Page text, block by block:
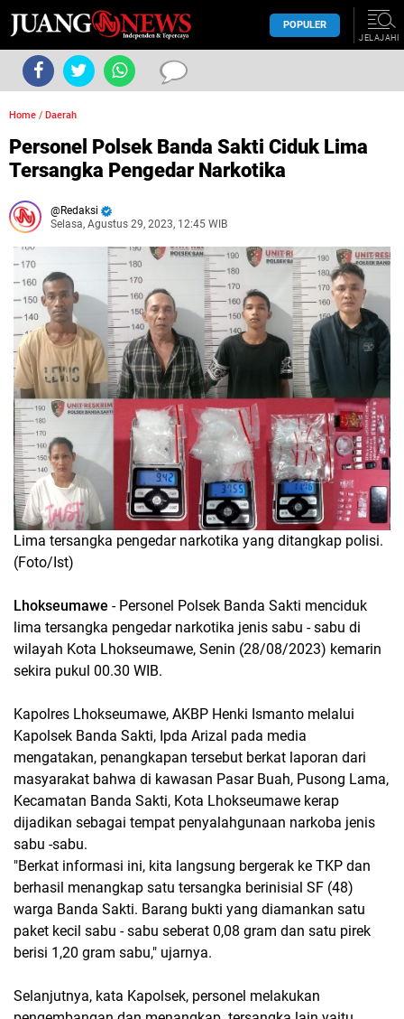
POPULER
JELAJAHI
Home / Daerah
Personel Polsek Banda Sakti Ciduk Lima
Tersangka Pengedar Narkotika
Redaksi
Selasa, Agustus 29, 2023, 12:45 WIB
Lima tersangka pengedar narkotika yang ditangkap polisi.
(Foto/Ist)
Lhokseumawe - Personel Polsek Banda Sakti menciduk
lima tersangka pengedar narkotika jenis sabu - sabu di
wilayah Kota Lhokseumawe, Senin (28/08/2023) kemarin
sekira pukul 00.30 WIB.
Kapolres Lhokseumawe, AKBP Henki Ismanto melalui
Kapolsek Banda Sakti, Ipda Arizal pada media
mengatakan, penangkapan tersebut berkat laporan dari
masyarakat bahwa di kawasan Pasar Buah, Pusong Lama,
Kecamatan Banda Sakti, Kota Lhokseumawe kerap
dijadikan sebagai tempat penyalahgunaan narkoba jenis
sabu -sabu.
"Berkat informasi ini, kita langsung bergerak ke TKP dan
berhasil menangkap satu tersangka berinisial SF (48)
warga Banda Sakti. Barang bukti yang diamankan satu
paket kecil sabu - sabu seberat 0,08 gram dan satu pirek
berisi 1,20 gram sabu," ujarnya.
Selanjutnya, kata Kapolsek, personel melakukan